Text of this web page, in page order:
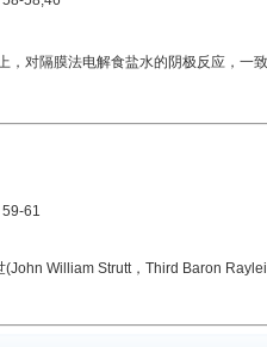
，对隔膜法电解食盐水的阴极反应，一
59-61
(John William Strutt，Third Baron